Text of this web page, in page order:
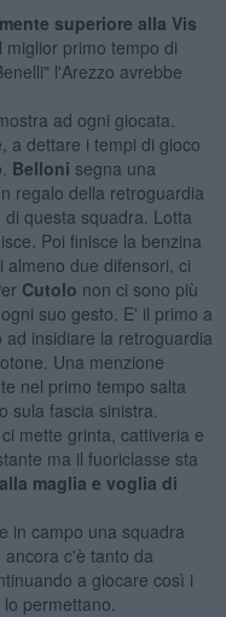
superiore alla Vis
miglior primo tempo di
l'Arezzo avrebbe
ad ogni giocata.
a dettare i tempi di gioco
Belloni segna una
regalo della retroguardia
questa squadra. Lotta
Poi finisce la benzina
almeno due difensori, ci
Cutolo non ci sono più
suo gesto. E' il primo a
insidiare la retroguardia
Una menzione
nel primo tempo salta
sula fascia sinistra.
mette grinta, cattiveria e
ma il fuoriclasse sta
maglia e voglia di
in campo una squadra
c'è tanto da
a giocare così i
permettano.